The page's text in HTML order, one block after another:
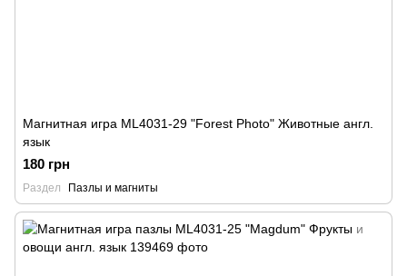
Магнитная игра ML4031-29 "Forest Рhoto" Животные англ.
язык
180 грн
Раздел Пазлы и магниты